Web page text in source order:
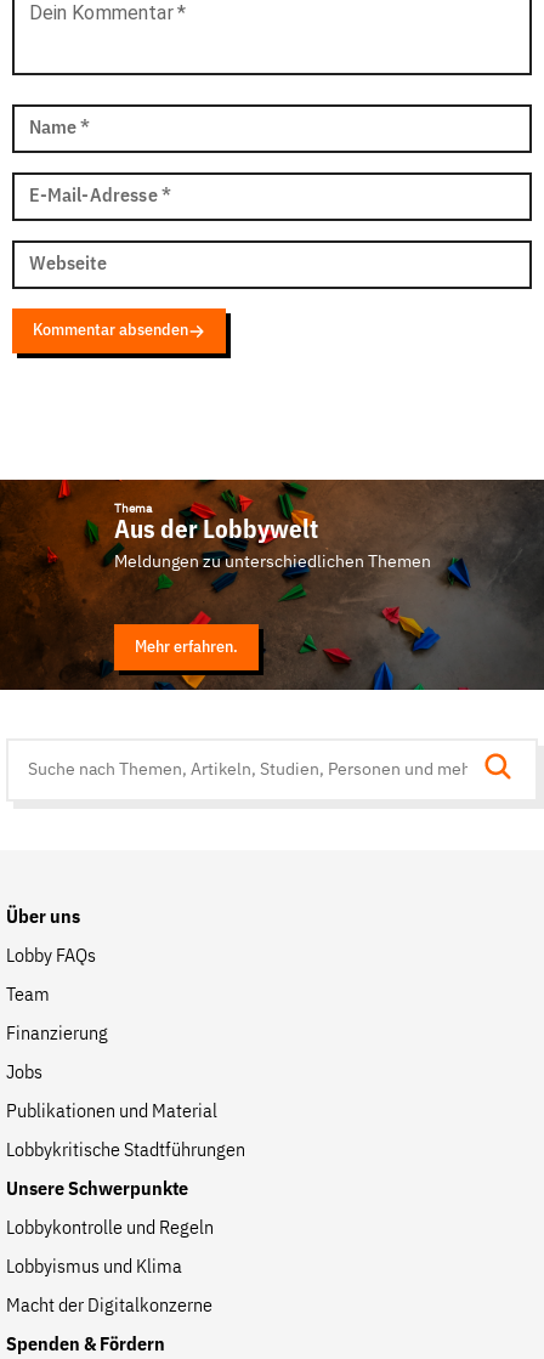
Dein Kommentar*
Name *
E-Mail-Adresse *
Webseite
Kommentar absenden
Thema
Aus der Lobbywelt
Meldungen zu unterschiedlichen Themen
Mehr erfahren.
Über uns
Lobby FAQs
Team
Finanzierung
Jobs
Publikationen und Material
Lobbykritische Stadtführungen
Unsere Schwerpunkte
Lobbykontrolle und Regeln
Lobbyismus und Klima
Macht der Digitalkonzerne
Spenden & Fördern